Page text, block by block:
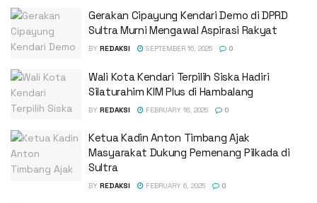
Gerakan Cipayung Kendari Demo di DPRD
Sultra Murni Mengawal Aspirasi Rakyat
BY REDAKSI SEPTEMBER 16, 2025 0
Wali Kota Kendari Terpilih Siska Hadiri
Silaturahim KIM Plus di Hambalang
BY REDAKSI FEBRUARY 16, 2025 0
Ketua Kadin Anton Timbang Ajak
Masyarakat Dukung Pemenang Pilkada di
Sultra
BY REDAKSI FEBRUARY 6, 2025 0